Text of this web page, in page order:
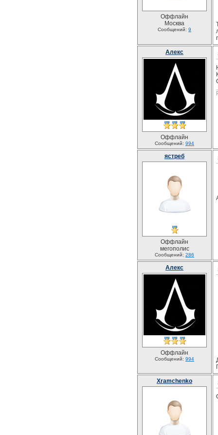
Оффлайн
Москва
Сообщений: 9
Алекс
Оффлайн
Сообщений: 994
ястреб
Оффлайн
мегополис
Сообщений: 286
Алекс
Оффлайн
Сообщений: 994
Xramchenko